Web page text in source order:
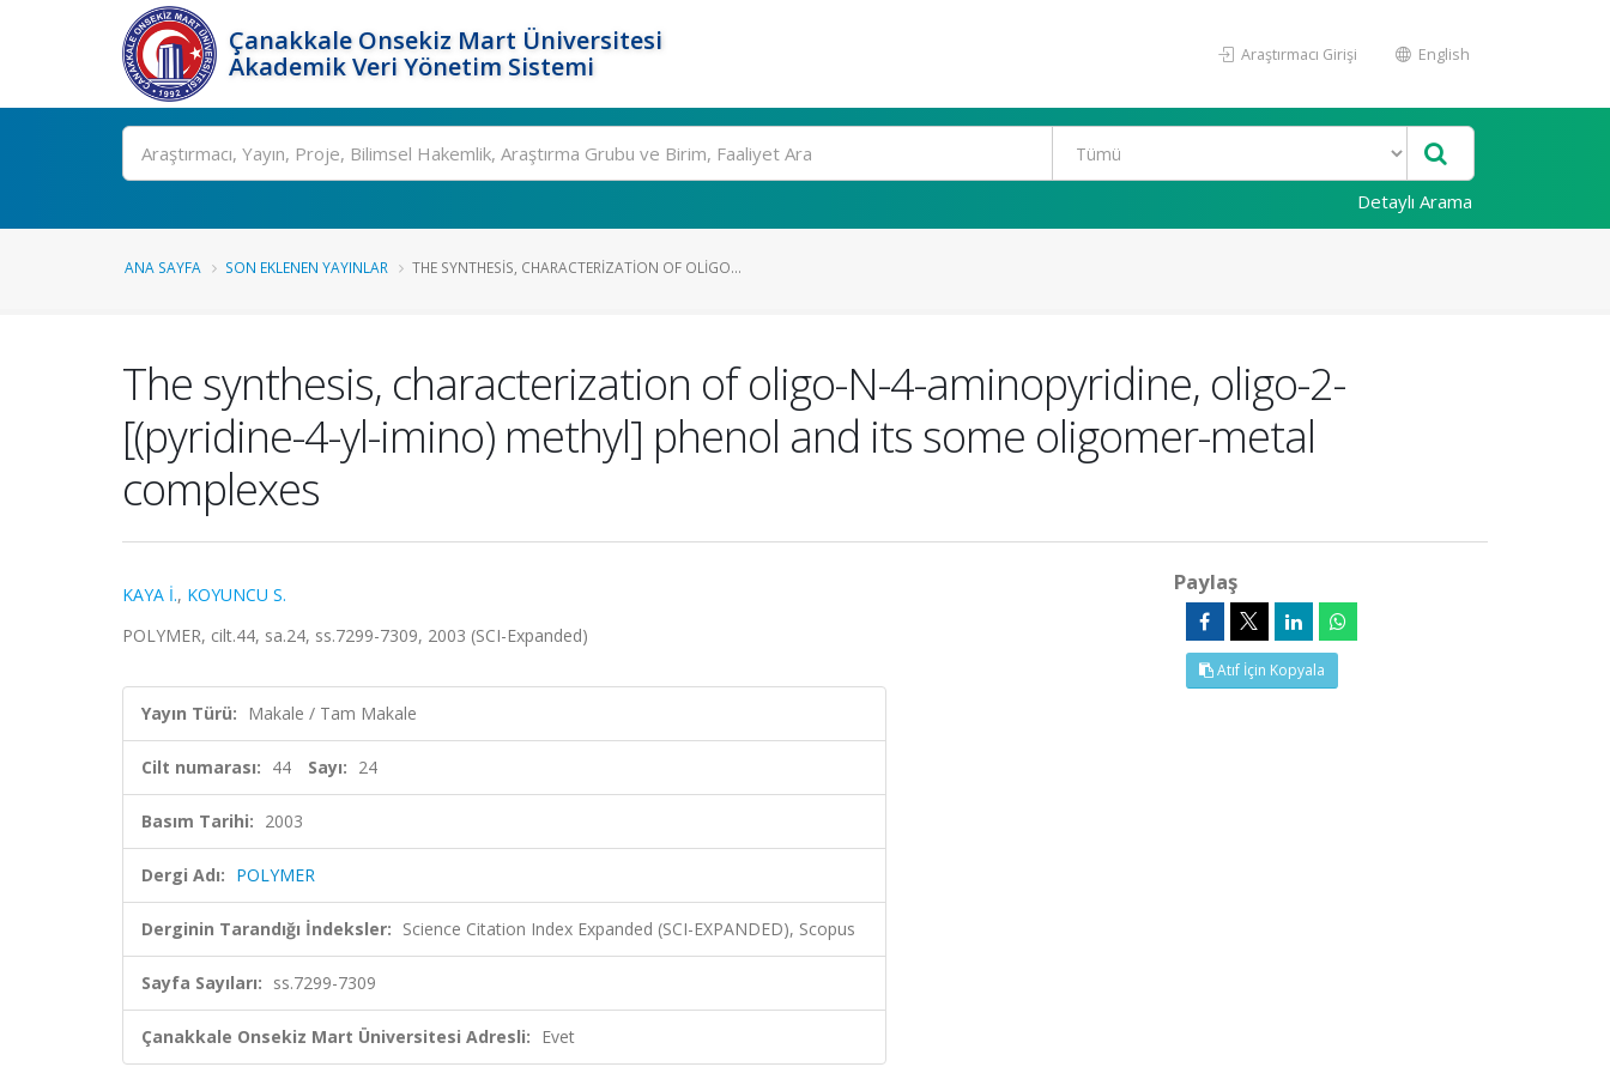
Çanakkale Onsekiz Mart Üniversitesi
Akademik Veri Yönetim Sistemi
Araştırmacı Girişi English
Ara
Detaylı Arama
ANA SAYFA SON EKLENEN YAYINLAR THE SYNTHESIS, CHARACTERIZATION OF OLIGO...
The synthesis, characterization of oligo-N-4-aminopyridine, oligo-2-
[(pyridine-4-yl-imino) methyl] phenol and its some oligomer-metal
complexes
KAYA İ., KOYUNCU S.
POLYMER, cilt.44, sa.24, ss.7299-7309, 2003 (SCI-Expanded)
Yayın Türü: Makale / Tam Makale
Cilt numarası: 44 Sayı: 24
Basım Tarihi: 2003
Dergi Adı: POLYMER
Derginin Tarandığı İndeksler: Science Citation Index Expanded (SCI-EXPANDED), Scopus
Sayfa Sayıları: ss.7299-7309
Çanakkale Onsekiz Mart Üniversitesi Adresli: Evet
Paylaş
Atıf İçin Kopyala